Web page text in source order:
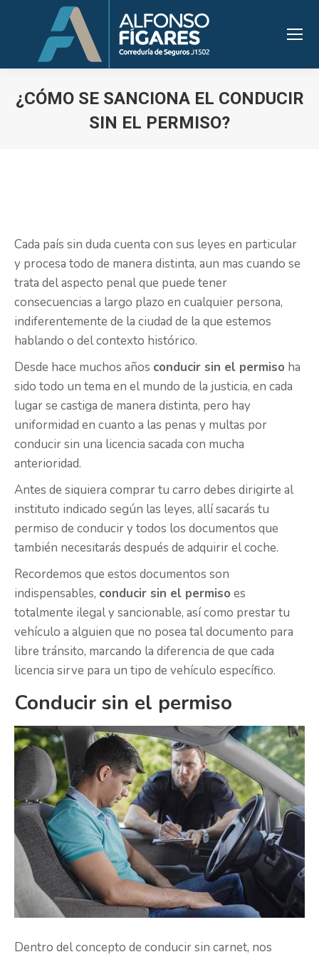
¿CÓMO SE SANCIONA EL CONDUCIR
SIN EL PERMISO?
Cada país sin duda cuenta con sus leyes en particular
y procesa todo de manera distinta, aun mas cuando se
trata del aspecto penal que puede tener
consecuencias a largo plazo en cualquier persona,
indiferentemente de la ciudad de la que estemos
hablando o del contexto histórico.
Desde hace muchos años conducir sin el permiso ha
sido todo un tema en el mundo de la justicia, en cada
lugar se castiga de manera distinta, pero hay
uniformidad en cuanto a las penas y multas por
conducir sin una licencia sacada con mucha
anterioridad.
Antes de siquiera comprar tu carro debes dirigirte al
instituto indicado según las leyes, allí sacarás tu
permiso de conducir y todos los documentos que
también necesitarás después de adquirir el coche.
Recordemos que estos documentos son
indispensables, conducir sin el permiso es
totalmente ilegal y sancionable, así como prestar tu
vehículo a alguien que no posea tal documento para
libre tránsito, marcando la diferencia de que cada
licencia sirve para un tipo de vehículo específico.
Conducir sin el permiso
Dentro del concepto de conducir sin carnet, nos